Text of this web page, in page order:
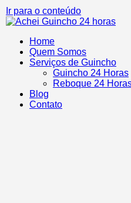
Ir para o conteúdo
Home
Quem Somos
Serviços de Guincho
Guincho 24 Horas
Reboque 24
Blog
Contato